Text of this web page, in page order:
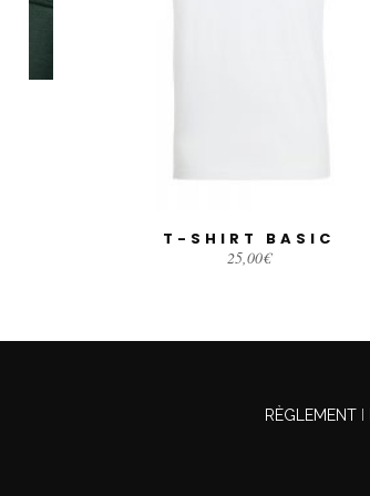
AJOUTER AU PANIER
T-SHIRT BASIC
25,00€
RÈGLEMENT